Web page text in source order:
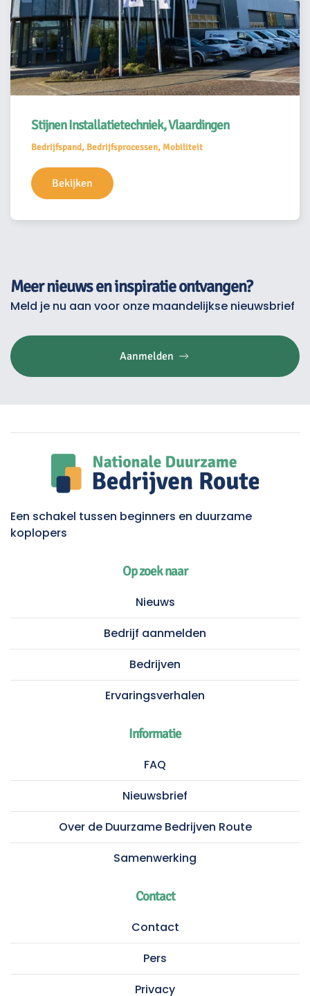
Stijnen Installatietechniek, Vlaardingen
Bedrijfspand, Bedrijfsprocessen, Mobiliteit
Bekijken
Meer nieuws en inspiratie ontvangen?
Meld je nu aan voor onze maandelijkse nieuwsbrief
Aanmelden
Een schakel tussen beginners en duurzame
koplopers
Op zoek naar
Nieuws
Bedrijf aanmelden
Bedrijven
Ervaringsverhalen
Informatie
FAQ
Nieuwsbrief
Over de Duurzame Bedrijven Route
Samenwerking
Contact
Contact
Pers
Privacy